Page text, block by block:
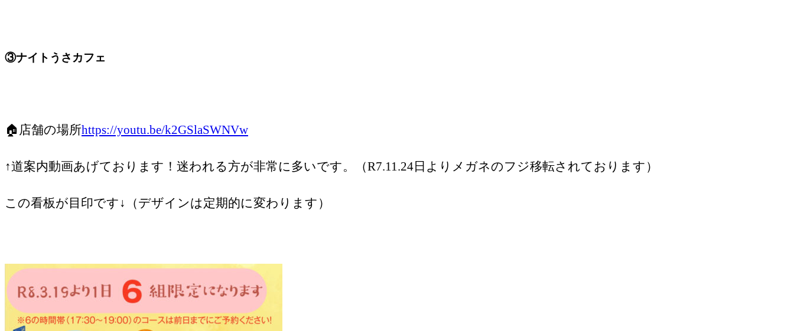
③ナイトうさカフェ
🏠店舗の場所https://youtu.be/k2GSlaSWNVw
↑道案内動画あげております！迷われる方が非常に多いです。（R7.11.24日よりメガネのフジ移転されております）
この看板が目印です↓（デザインは定期的に変わります）